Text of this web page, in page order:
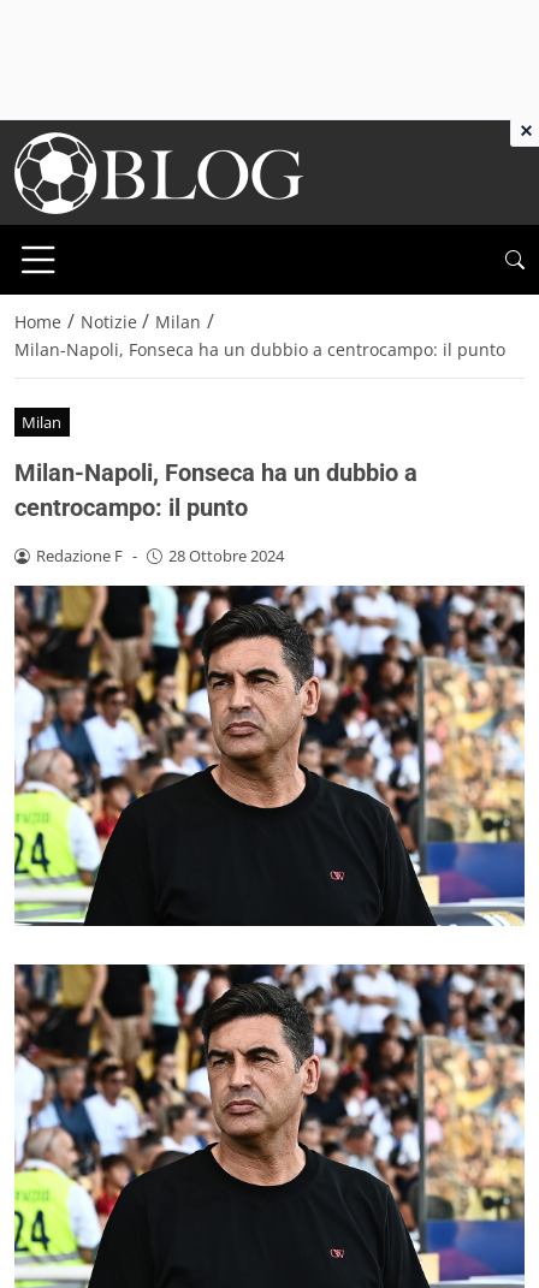
Home / Notizie / Milan /
Milan-Napoli, Fonseca ha un dubbio a centrocampo: il punto
Milan
Milan-Napoli, Fonseca ha un dubbio a
centrocampo: il punto
Redazione F - 28 Ottobre 2024
×